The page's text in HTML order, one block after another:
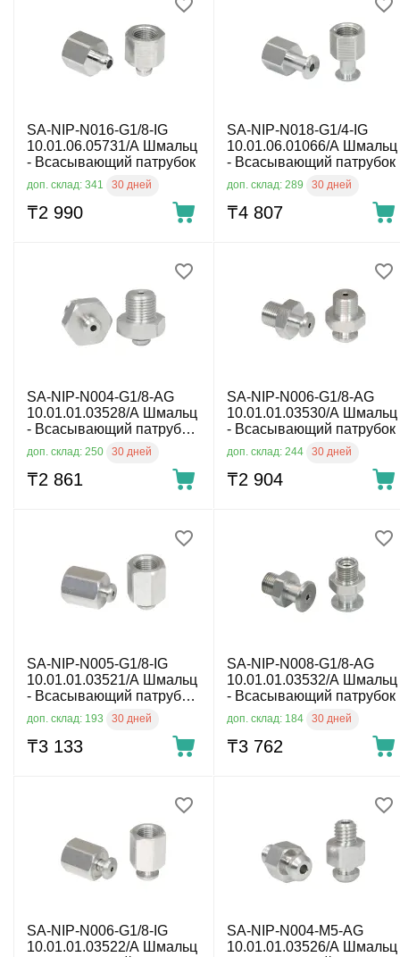
SA-NIP-N016-G1/8-IG
10.01.06.05731/A Шмальц
- Всасывающий патрубок
доп. склад: 341 30 дней
₸2 990
SA-NIP-N018-G1/4-IG
10.01.06.01066/A Шмальц
- Всасывающий патрубок
доп. склад: 289 30 дней
₸4 807
SA-NIP-N004-G1/8-AG
10.01.01.03528/A Шмальц
- Всасывающий патрубок,
доп. склад: 250 30 дней
₸2 861
SA-NIP-N006-G1/8-AG
10.01.01.03530/A Шмальц
- Всасывающий патрубок
доп. склад: 244 30 дней
₸2 904
SA-NIP-N005-G1/8-IG
10.01.01.03521/A Шмальц
- Всасывающий патрубок,
доп. склад: 193 30 дней
₸3 133
SA-NIP-N008-G1/8-AG
10.01.01.03532/A Шмальц
- Всасывающий патрубок
доп. склад: 184 30 дней
₸3 762
SA-NIP-N006-G1/8-IG
10.01.01.03522/A Шмальц
SA-NIP-N004-M5-AG
10.01.01.03526/A Шмальц